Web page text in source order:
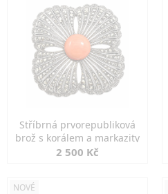
Stříbrná prvorepubliková
brož s korálem a markazity
2 500 Kč
NOVÉ